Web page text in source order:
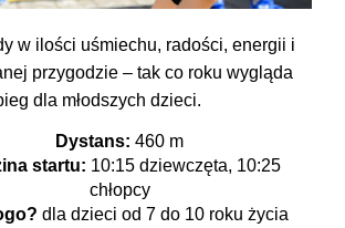
w ilości uśmiechu, radości, energii i
przygodzie – tak co roku wygląda
dla młodszych dzieci.
Dystans: 460 m
startu: 10:15 dziewczęta, 10:25
chłopcy
dla dzieci od 7 do 10 roku życia